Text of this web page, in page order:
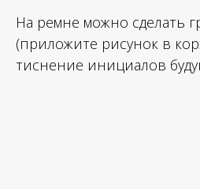
На ремне можно сделать
(приложите рисунок в
тиснение инициалов